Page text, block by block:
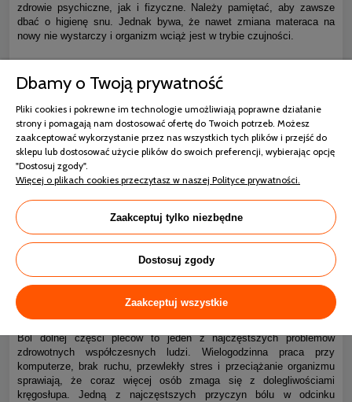
zdrowie psychiczne, jak i fizyczne. Należy pamiętać, aby zawsze
dbać o higienę snu. Jednak bywa, że nawet zmiana materaca na
nowy nie wystarczy i organizm wciąż jest w trybie czujności.
czytaj całość »
Ból kręgosłupa piersiowego i dyskopatia lędźwiowa – jak
Ból dolnej części pleców to jeden z najczęstszych problemów
zdrowotnych współczesnych ludzi. Wielogodzinna praca przy
komputerze, brak ruchu, przewlekły stres i przeciążanie organizmu
sprawiają, że coraz więcej osób zmaga się z dolegliwościami
kręgosłupa. Jedną z najczęstszych przyczyn bólu w odcinku
Dbamy o Twoją prywatność
Pliki cookies i pokrewne im technologie umożliwiają poprawne działanie
strony i pomagają nam dostosować ofertę do Twoich potrzeb. Możesz
zaakceptować wykorzystanie przez nas wszystkich tych plików i przejść do
sklepu lub dostosować użycie plików do swoich preferencji, wybierając opcję
"Dostosuj zgody".
Więcej o plikach cookies przeczytasz w naszej Polityce prywatności.
Zaakceptuj tylko niezbędne
Dostosuj zgody
Zaakceptuj wszystkie